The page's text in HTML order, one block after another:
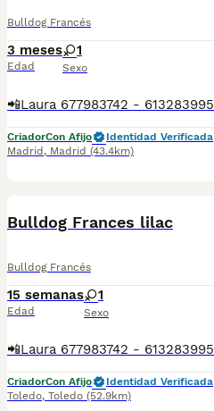
Bulldog Francés
3 meses
Edad
1
Sexo
CriadorCon Afijo
Identidad Verificada
Madrid , Madrid (43.4km)
Bulldog Frances lilac
Bulldog Francés
15 semanas
Edad
1
Sexo
CriadorCon Afijo
Identidad Verificada
Toledo, Toledo (52.9km)